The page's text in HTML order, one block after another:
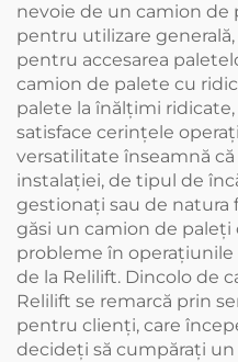
nevoie de un camion de
pentru utilizare
pentru accesarea
camion de palete cu
palete la înălțimi
satisface cerințele
versatilitate înseamnă
instalației, de tipul de
gestionați sau de
găsi un camion de paleți
probleme în
de la Relilift. Dincolo de
Relilift se remarcă prin
pentru clienţi, care
decideţi să cumpăraţi